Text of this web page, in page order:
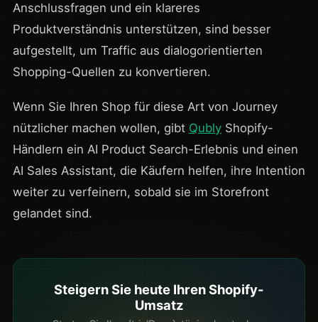
Anschlussfragen und ein klareres
Produktverständnis unterstützen, sind besser
aufgestellt, um Traffic aus dialogorientierten
Shopping-Quellen zu konvertieren.
Wenn Sie Ihren Shop für diese Art von Journey
nützlicher machen wollen, gibt QublyShopify-
Händlern ein AI Product Search-Erlebnis und einen
AI Sales Assistant, die Käufern helfen, ihre Intention
weiter zu verfeinern, sobald sie im Storefront
gelandet sind.
Steigern Sie heute Ihren Shopify-
Umsatz